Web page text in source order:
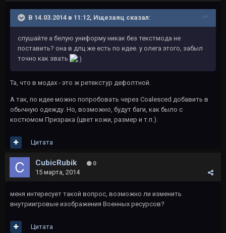
В 14.03.2014 в 11:12, Ищезаяц сказал:
cлушайте а белую униформу никак без текстмода не
поставить? она в длц же есть по идее. у олега этого, забыл
точно как звать
Та, что в модах - это ж ретекстур дефолтной.
А так, по идее можно попробовать через Coalesced добавить в
обычную одежду. Но, возможно, будут баги, как было с
костюмом Призрака (цвет кожи, размер и т.п.).
Цитата
CubicRubik 0
15 марта, 2014
меня интересует такой вопрос, возможно ли изменить
внутриигровые изображения Военных ресурсов?
Цитата